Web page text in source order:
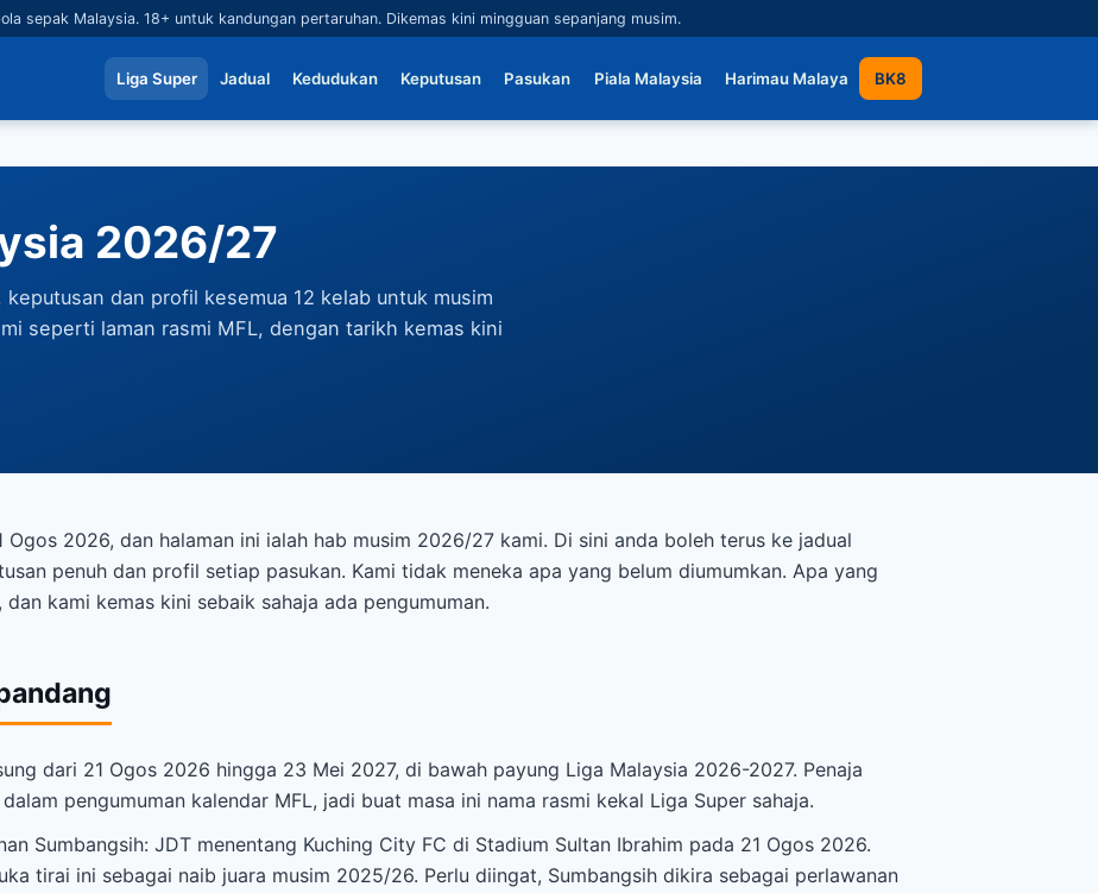
sepak Malaysia. 18+ untuk kandungan pertaruhan. Dikemas kini mingguan sepanjang musim.
Liga Super Jadual Kedudukan Keputusan Pasukan Piala Malaysia Harimau Malaya BK8
2026/27
dan profil kesemua 12 kelab untuk musim
seperti laman rasmi MFL, dengan tarikh kemas kini
Ogos 2026, dan halaman ini ialah hab musim 2026/27 kami. Di sini anda boleh terus ke jadual
penuh dan profil setiap pasukan. Kami tidak meneka apa yang belum diumumkan. Apa yang
kami kemas kini sebaik sahaja ada pengumuman.
dari 21 Ogos 2026 hingga 23 Mei 2027, di bawah payung Liga Malaysia 2026-2027. Penaja
pengumuman kalendar MFL, jadi buat masa ini nama rasmi kekal Liga Super sahaja.
Sumbangsih: JDT menentang Kuching City FC di Stadium Sultan Ibrahim pada 21 Ogos 2026.
tirai ini sebagai naib juara musim 2025/26. Perlu diingat, Sumbangsih dikira sebagai perlawanan